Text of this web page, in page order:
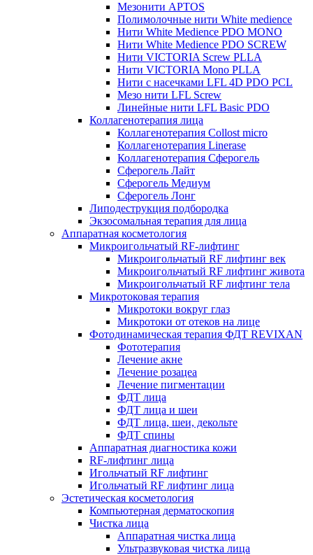
Мезонити APTOS
Полимолочные нити White medience
Нити White Medience PDO MONO
Нити White Medience PDO SCREW
Нити VICTORIA Screw PLLA
Нити VICTORIA Mono PLLA
Нити с насечками LFL 4D PDO PCL
Мезо нити LFL Screw
Линейные нити LFL Basic PDO
Коллагенотерапия лица
Коллагенотерапия Collost micro
Коллагенотерапия Linerase
Коллагенотерапия Сферогель
Сферогель Лайт
Сферогель Медиум
Сферогель Лонг
Липодеструкция подбородка
Экзосомальная терапия для лица
Аппаратная косметология
Микроигольчатый RF-лифтинг
Микроигольчатый RF лифтинг век
Микроигольчатый RF лифтинг живота
Микроигольчатый RF лифтинг тела
Микротоковая терапия
Микротоки вокруг глаз
Микротоки от отеков на лице
Фотодинамическая терапия ФДТ REVIXAN
Фототерапия
Лечение акне
Лечение розацеа
Лечение пигментации
ФДТ лица
ФДТ лица и шеи
ФДТ лица, шеи, декольте
ФДТ спины
Аппаратная диагностика кожи
RF-лифтинг лица
Игольчатый RF лифтинг
Игольчатый RF лифтинг лица
Эстетическая косметология
Компьютерная дерматоскопия
Чистка лица
Аппаратная чистка лица
Ультразвуковая чистка лица